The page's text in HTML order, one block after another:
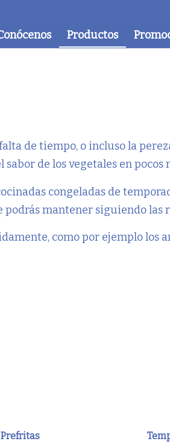
Productos
de tiempo, o incluso la
de los vegetales en pocos
congeladas de
mantener siguiendo las
como por ejemplo los